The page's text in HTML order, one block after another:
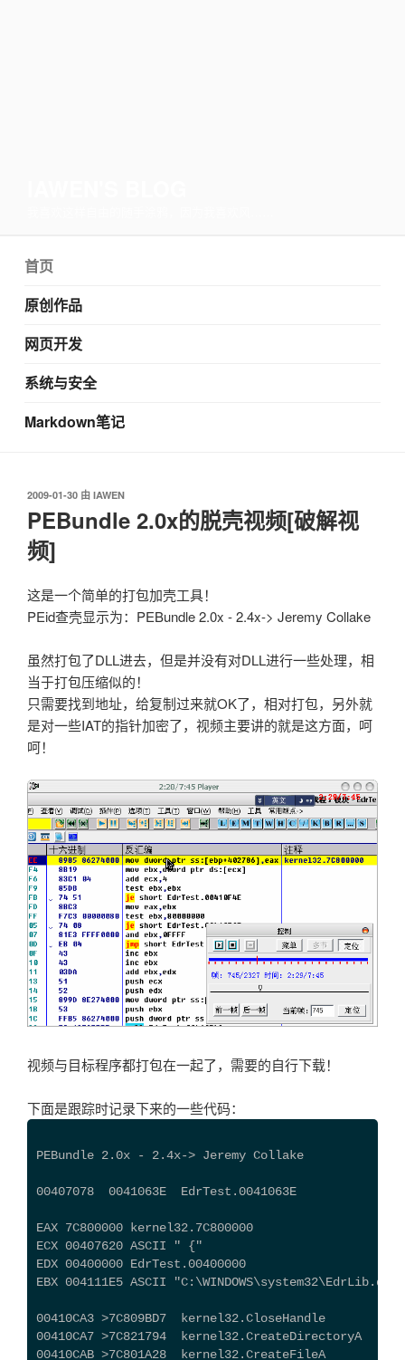
首页
原创作品
网页开发
系统与安全
Markdown笔记
发
布
于
2009-01-30 由 IAWEN
PEBundle 2.0x的脱壳视频[破解视
频]
这是一个简单的打包加壳工具！
PEid查壳显示为：PEBundle 2.0x - 2.4x-> Jeremy Collake
虽然打包了DLL进去，但是并没有对DLL进行一些处理，相
当于打包压缩似的！
只需要找到地址，给复制过来就OK了，相对打包，另外就
是对一些IAT的指针加密了，视频主要讲的就是这方面，呵
呵！
视频与目标程序都打包在一起了，需要的自行下载！
下面是跟踪时记录下来的一些代码：
PEBundle 2.0x - 2.4x-> Jeremy Collake
00407078  0041063E  EdrTest.0041063E
EAX 7C800000 kernel32.7C800000
ECX 00407620 ASCII " {"
EDX 00400000 EdrTest.00400000
EBX 004111E5 ASCII "C:\WINDOWS\system32\EdrLib.dll"
00410CA3 >7C809BD7  kernel32.CloseHandle
00410CA7 >7C821794  kernel32.CreateDirectoryA
00410CAB >7C801A28  kernel32.CreateFileA